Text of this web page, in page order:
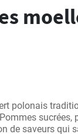
polonais
sucrées,
de saveurs qui